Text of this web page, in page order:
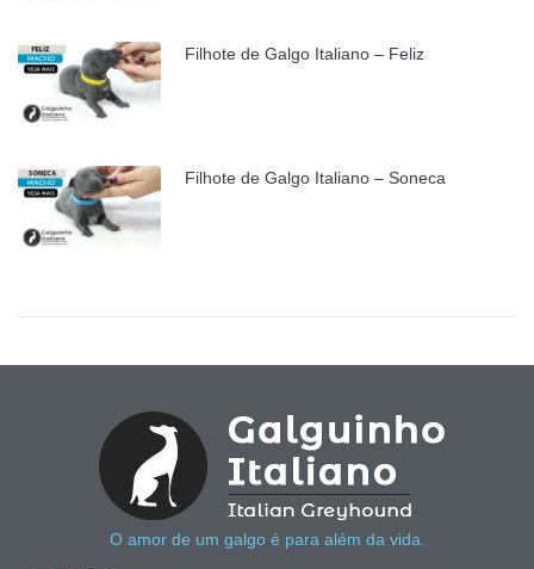
Filhote de Galgo Italiano – Feliz
Filhote de Galgo Italiano – Soneca
O amor de um galgo é para além da vida.